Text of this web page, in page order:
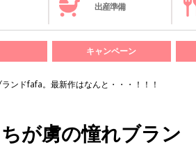
出産準備
キャンペーン
ンドfafa。最新作はなんと・・・！！！
が虜の憧れブラン